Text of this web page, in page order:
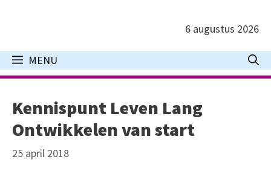
inhoud
6 augustus 2026
MENU
Kennispunt Leven Lang
Ontwikkelen van start
25 april 2018